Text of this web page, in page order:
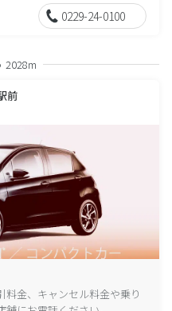
0229-24-0100
2028m
前
料金、キャンセル料金や乗り